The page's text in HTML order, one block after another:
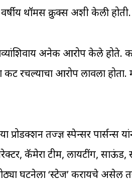
थॉमस क्रुक्स अशी केली होती.
अनेक आरोप केले होते.
रचल्याचा आरोप लावला होता.
प्रोडक्शन तज्ज्ञ स्पेन्सर
कॅमेरा टीम, लायटींग,
घटनेला ‘स्टेज’ करायचे असेल